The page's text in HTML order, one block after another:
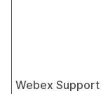
Webex Support